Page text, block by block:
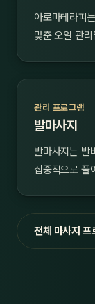
아로마테라피
맞춘 오일 관
관리 프로그램
발마사지
발마사지는 발
집중적으로 풀
전체 마사지 프